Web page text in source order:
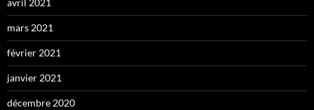
avril 2021
mars 2021
février 2021
janvier 2021
décembre 2020